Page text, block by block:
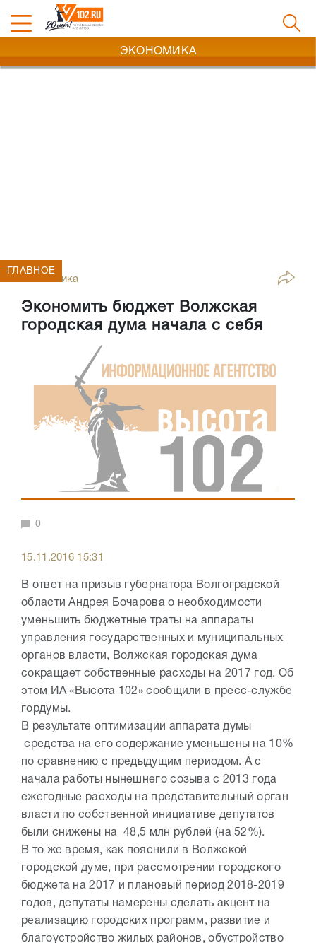
ЭКОНОМИКА
Экономика
Экономить бюджет Волжская
городская дума начала с себя
ГЛАВНОЕ
0
15.11.2016 15:31
В ответ на призыв губернатора Волгоградской
области Андрея Бочарова о необходимости
уменьшить бюджетные траты на аппараты
управления государственных и муниципальных
органов власти, Волжская городская дума
сокращает собственные расходы на 2017 год. Об
этом ИА «Высота 102» сообщили в пресс-службе
гордумы.
В результате оптимизации аппарата думы
средства на его содержание уменьшены на 10%
по сравнению с предыдущим периодом. А с
начала работы нынешнего созыва с 2013 года
ежегодные расходы на представительный орган
власти по собственной инициативе депутатов
были снижены на 48,5 млн рублей (на 52%).
В то же время, как пояснили в Волжской
городской думе, при рассмотрении городского
бюджета на 2017 и плановый период 2018-2019
годов, депутаты намерены сделать акцент на
реализацию городских программ, развитие и
благоустройство жилых районов, обустройство